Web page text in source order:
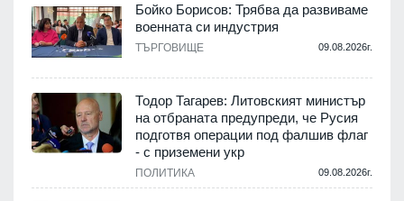
Бойко Борисов: Трябва да развиваме
военната си индустрия
ТЪРГОВИЩЕ 09.08.2026г.
Тодор Тагарев: Литовският министър
на отбраната предупреди, че Русия
подготвя операции под фалшив флаг
- с приземени укр
ПОЛИТИКА 09.08.2026г.